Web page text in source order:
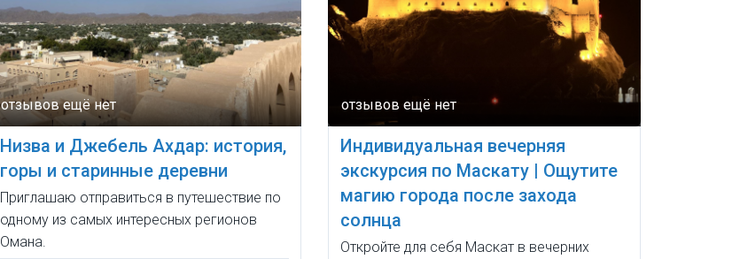
Низва и Джебель Ахдар: история,
горы и старинные деревни
Приглашаю отправиться в путешествие по
одному из самых интересных регионов
Омана.
Индивидуальная вечерняя
экскурсия по Маскату | Ощутите
магию города после захода
солнца
Откройте для себя Маскат в вечерних